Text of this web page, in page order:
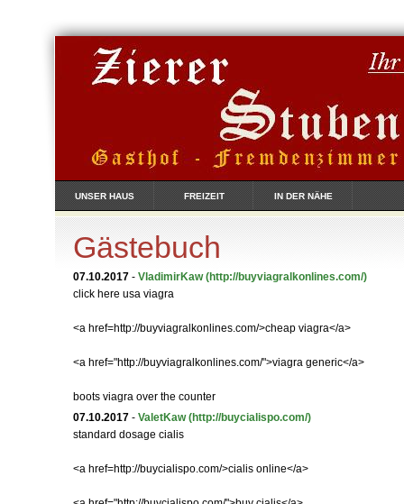
UNSER HAUS FREIZEIT IN DER NÄHE
Gästebuch
07.10.2017 - VladimirKaw (http://buyviagralkonlines.com/)
click here usa viagra
<a href=http://buyviagralkonlines.com/>cheap viagra</a>
<a href="http://buyviagralkonlines.com/">viagra generic</a>
boots viagra over the counter
07.10.2017 - ValetKaw (http://buycialispo.com/)
standard dosage cialis
<a href=http://buycialispo.com/>cialis online</a>